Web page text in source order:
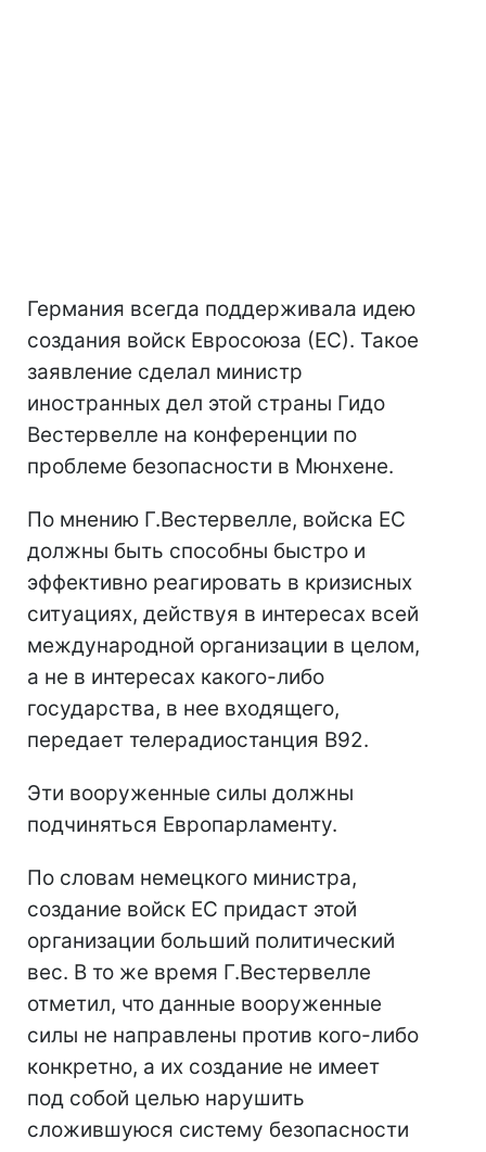
Германия всегда поддерживала идею
создания войск Евросоюза (ЕС). Такое
заявление сделал министр
иностранных дел этой страны Гидо
Вестервелле на конференции по
проблеме безопасности в Мюнхене.
По мнению Г.Вестервелле, войска ЕС
должны быть способны быстро и
эффективно реагировать в кризисных
ситуациях, действуя в интересах всей
международной организации в целом,
а не в интересах какого-либо
государства, в нее входящего,
передает телерадиостанция В92.
Эти вооруженные силы должны
подчиняться Европарламенту.
По словам немецкого министра,
создание войск ЕС придаст этой
организации больший политический
вес. В то же время Г.Вестервелле
отметил, что данные вооруженные
силы не направлены против кого-либо
конкретно, а их создание не имеет
под собой целью нарушить
сложившуюся систему безопасности